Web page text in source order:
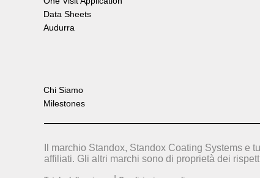
Data Sheets
Audurra
Chi Siamo
Milestones
Il marchio Standox, Standox Coating Systems e
affiliati. Gli altri marchi sono di proprietà dei